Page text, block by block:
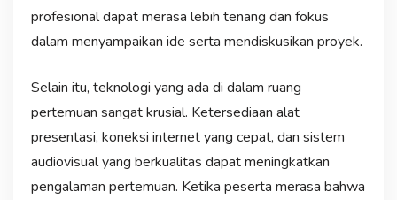
profesional dapat merasa lebih tenang dan fokus
dalam menyampaikan ide serta mendiskusikan proyek.
Selain itu, teknologi yang ada di dalam ruang
pertemuan sangat krusial. Ketersediaan alat
presentasi, koneksi internet yang cepat, dan sistem
audiovisual yang berkualitas dapat meningkatkan
pengalaman pertemuan. Ketika peserta merasa bahwa